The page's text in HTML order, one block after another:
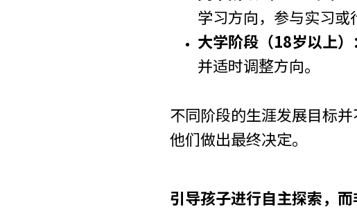
学习方向，参与实习或
大学阶段（18岁以上
并适时调整方向。
不同阶段的生涯发展目标
他们做出最终决定。
引导孩子进行自主探索，